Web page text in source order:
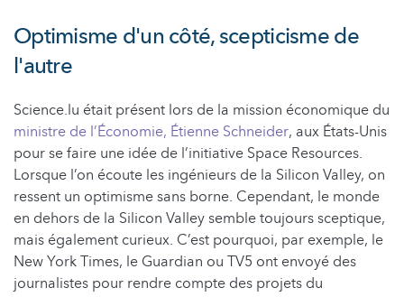
Optimisme d'un côté, scepticisme de
l'autre
Science.lu était présent lors de la mission économique du
ministre de l’Économie, Étienne Schneider, aux États-Unis
pour se faire une idée de l’initiative Space Resources.
Lorsque l’on écoute les ingénieurs de la Silicon Valley, on
ressent un optimisme sans borne. Cependant, le monde
en dehors de la Silicon Valley semble toujours sceptique,
mais également curieux. C’est pourquoi, par exemple, le
New York Times, le Guardian ou TV5 ont envoyé des
journalistes pour rendre compte des projets du